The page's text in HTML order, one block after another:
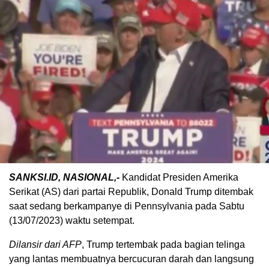
SANKSI.ID, NASIONAL,- Kandidat Presiden Amerika
Serikat (AS) dari partai Republik, Donald Trump ditembak
saat sedang berkampanye di Pennsylvania pada Sabtu
(13/07/2023) waktu setempat.
Dilansir dari AFP, Trump tertembak pada bagian telinga
yang lantas membuatnya bercucuran darah dan langsung